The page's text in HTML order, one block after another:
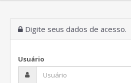
Digite seus dados de acesso.
Usuário